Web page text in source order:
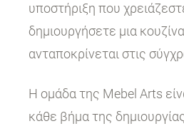
υποστήριξη που
δημιουργήσετε μια
ανταποκρίνεται στις
Η ομάδα της Mebel Arts
κάθε βήμα της